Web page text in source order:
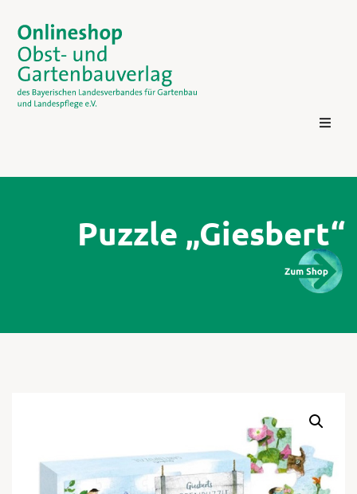
Kontakt
Zum
Puzzle „Giesbert“